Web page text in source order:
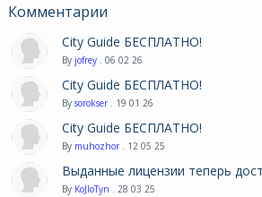
Комментарии
City Guide БЕСПЛАТНО!
By jofrey . 06 02 26
City Guide БЕСПЛАТНО!
By sorokser . 19 01 26
City Guide БЕСПЛАТНО!
By muhozhor . 12 05 25
Выданные лицензии теперь
By KoJIoTyn . 28 03 25